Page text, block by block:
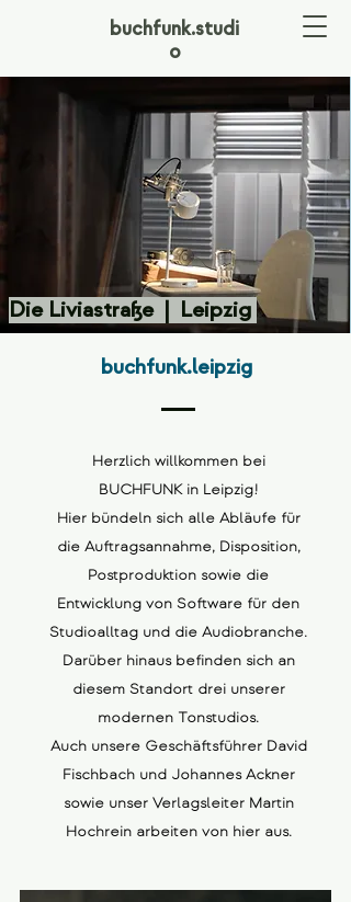
buchfunk.studi
o
Die Liviastraße | Leipzig
buchfunk.leipzig
Herzlich willkommen bei
BUCHFUNK in Leipzig!
Hier bündeln sich alle Abläufe für
die Auftragsannahme, Disposition,
Postproduktion sowie die
Entwicklung von Software für den
Studioalltag und die Audiobranche.
Darüber hinaus befinden sich an
diesem Standort drei unserer
modernen Tonstudios.
Auch unsere Geschäftsführer David
Fischbach und Johannes Ackner
sowie unser Verlagsleiter Martin
Hochrein arbeiten von hier aus.